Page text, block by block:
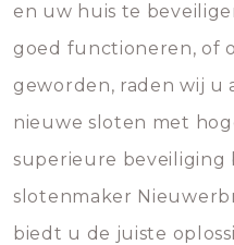
en uw huis te
goed functioneren, of
geworden, raden wij u
nieuwe sloten met
superieure beveiliging
slotenmaker
biedt u de juiste